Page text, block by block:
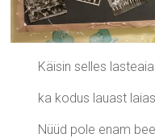
Käisin selles
ka kodus lauast
Nüüd pole enam